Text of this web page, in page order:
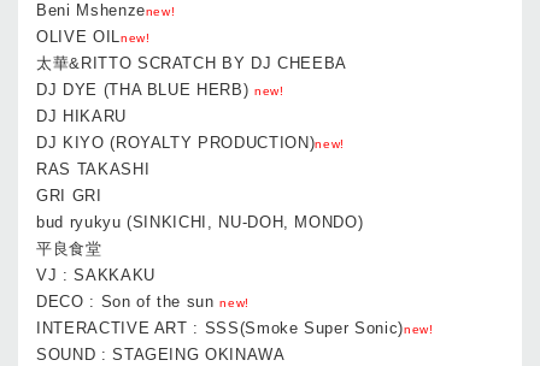
Beni Mshenzenew!
OLIVE OILnew!
太華&RITTO SCRATCH BY DJ CHEEBA
DJ DYE (THA BLUE HERB) new!
DJ HIKARU
DJ KIYO (ROYALTY PRODUCTION)new!
RAS TAKASHI
GRI GRI
bud ryukyu (SINKICHI, NU-DOH, MONDO)
平良食堂
VJ : SAKKAKU
DECO : Son of the sunnew!
INTERACTIVE ART : SSS(Smoke Super Sonic)new!
SOUND : STAGEING OKINAWA